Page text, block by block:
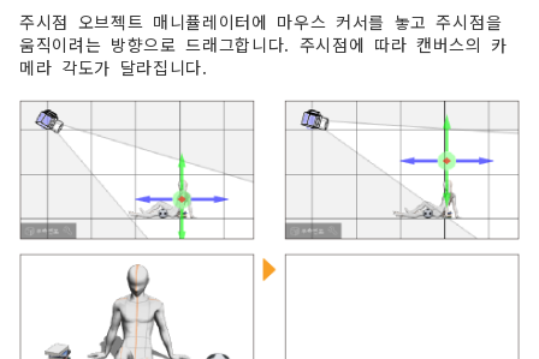
주시점 오브젝트 매니퓰레이터에 마우스 커서를 놓고 주시점을
움직이려는 방향으로 드래그합니다. 주시점에 따라 캔버스의 카
메라 각도가 달라집니다.